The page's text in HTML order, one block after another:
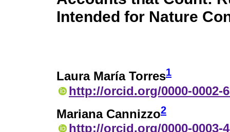
Intended for Nature
Laura María Torres1
http://orcid.org/0000-0002-
Mariana Cannizzo2
http://orcid.org/0000-0003-